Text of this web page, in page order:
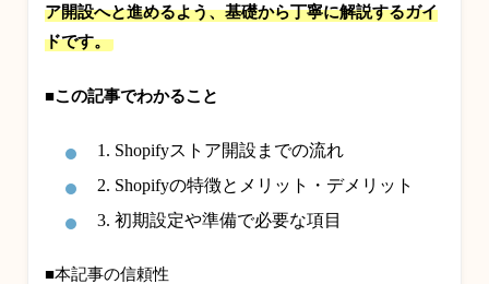
ア開設へと進めるよう、基礎から丁寧に解説するガイ
ドです。
■この記事でわかること
1. Shopifyストア開設までの流れ
2. Shopifyの特徴とメリット・デメリット
3. 初期設定や準備で必要な項目
■本記事の信頼性